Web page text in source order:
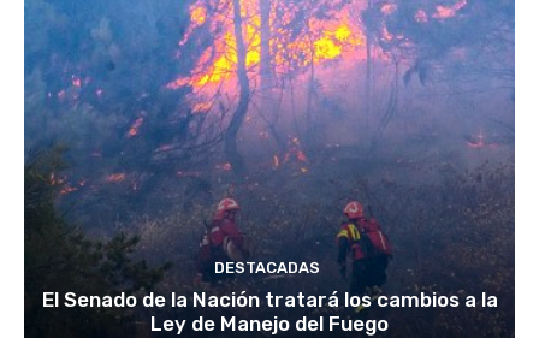
DESTACADAS
El Senado de la Nación tratará los cambios a la
Ley de Manejo del Fuego